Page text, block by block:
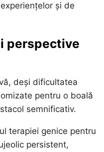
și de
perspective
deși dificultatea
pentru o boală
semnificativ.
terapiei genice pentru
persistent,